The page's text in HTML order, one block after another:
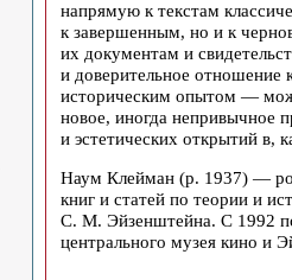
напрямую к текстам
к завершенным, но и к
их документам и
и доверительное
историческим опытом —
новое, иногда непривычное
и эстетических открытий в,
Наум Клейман (р. 1937) —
книг и статей по теории и
С. М. Эйзенштейна. С 1992
центрального музея кино и